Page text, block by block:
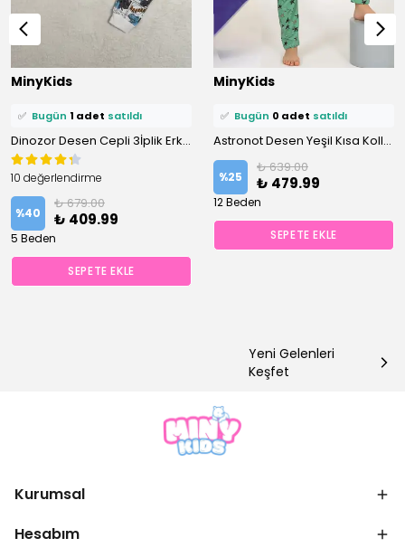
MinyKids
⭐️ Bu ürünü2 kişifavoriledi!
2 kişi
✅ Bugün 1 adet satıldı
Dinozor Desen Cepli 3İplik Erkek Çocuk Pijama Takım
10 değerlendirme
%40
₺ 679.00
₺ 409.99
5 Beden
SEPETE EKLE
MinyKids
⭐️ Bu ürünü1 kişifavoriledi!
1 kişi
✅ Bugün 0 adet satıldı
Astronot Desen Yeşil Kısa Kollu %100 Pamuklu Erkek Çocuk Pijama Takım
%25
₺ 639.00
₺ 479.99
12 Beden
SEPETE EKLE
Yeni Gelenleri
Keşfet
Kurumsal
Hesabım